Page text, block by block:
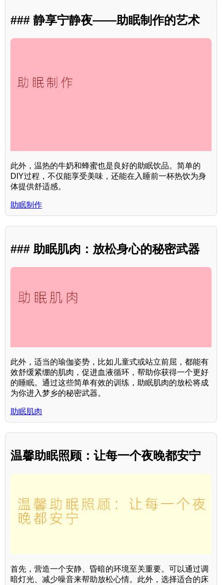
### 静享宁静夜——助眠制作的艺术
此外，温热的牛奶和蜂蜜也是良好的助眠饮品。简单的
DIY过程，不仅能享受美味，还能在入睡前一杯热饮为身
体提供舒适感。
助眠制作
### 助眠肌肉：放松身心的秘密武器
此外，适当的瑜伽姿势，比如儿童式或站立前屈，都能有
效舒缓紧绷的肌肉，促进血液循环，帮助你获得一个更好
的睡眠。通过这些简单有效的训练，助眠肌肉的放松将成
为你进入梦乡的秘密武器。
助眠肌肉
温馨助眠照顾：让每一个夜晚都安宁
首先，营造一个安静、昏暗的环境至关重要。可以通过调
暗灯光、减少噪音来帮助放松心情。此外，选择适合的床